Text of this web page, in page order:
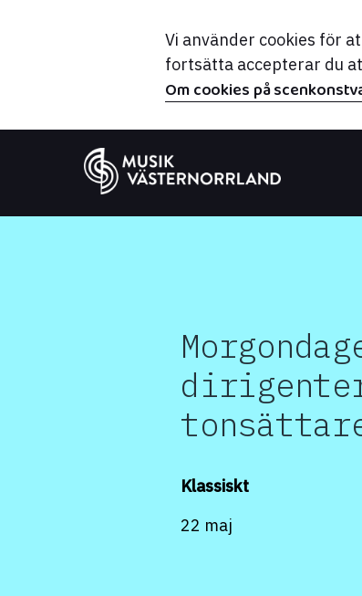
Vi använder cookies för
fortsätta accepterar du
Om cookies på
Klassiskt
22 maj